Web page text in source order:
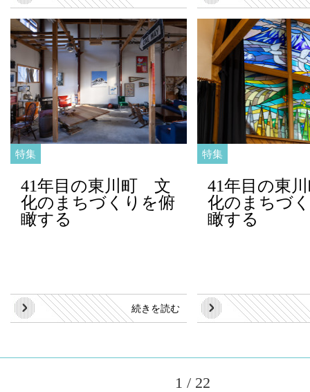
特集
41年目の東川町 文
化のまちづくりを俯
瞰する
続きを読む
特集
41年目の東
化のまちづ
瞰する
1 / 22